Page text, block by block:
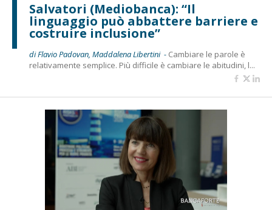
Salvatori (Mediobanca): “Il
linguaggio può abbattere barriere e
costruire inclusione”
di Flavio Padovan, Maddalena Libertini - Cambiare le parole è
relativamente semplice. Più difficile è cambiare le abitudini, l...